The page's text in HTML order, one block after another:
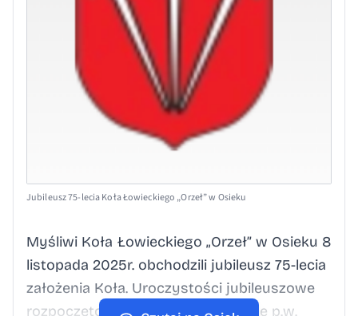
Jubileusz 75-lecia Koła Łowieckiego „Orzeł” w Osieku
Myśliwi Koła Łowieckiego „Orzeł” w Osieku 8
listopada 2025r. obchodzili jubileusz 75-lecia
założenia Koła. Uroczystości jubileuszowe
rozpoczęto Mszą Świętą w kościele p.w.